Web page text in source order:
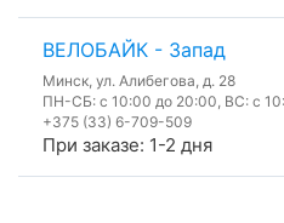
ВЕЛОБАЙК - Запад
Минск, ул. Алибегова, д. 28
ПН-СБ: с 10:00 до 20:00, ВС: с
+375 (33) 6-709-509
При заказе: 1-2 дня